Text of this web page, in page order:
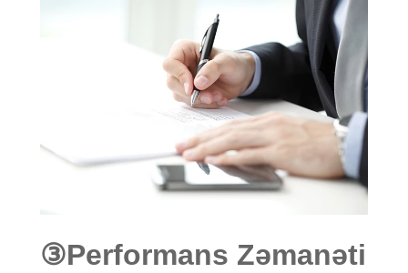
③Performans Zəmanəti